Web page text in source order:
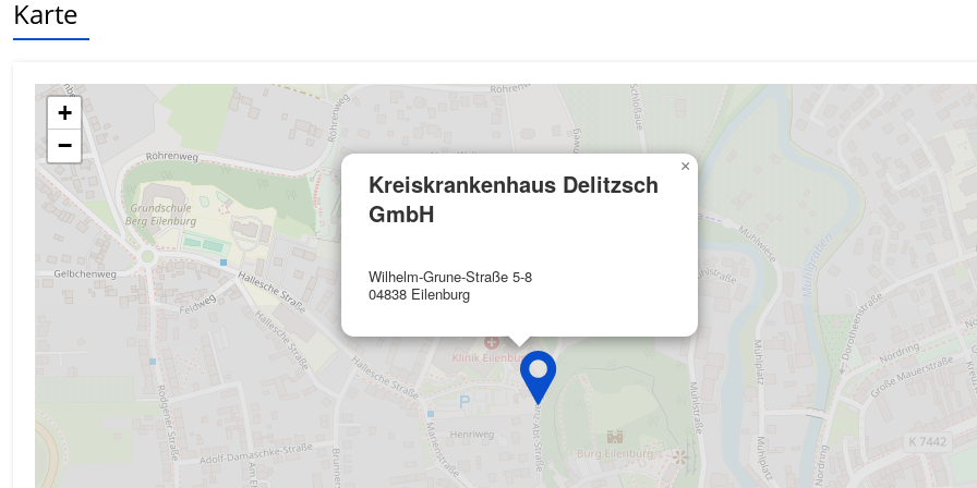
Karte
Kreiskrankenhaus Delitzsch
GmbH
Wilhelm-Grune-Straße 5-8
04838 Eilenburg
×
+
−